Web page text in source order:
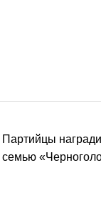
Партийцы
семью